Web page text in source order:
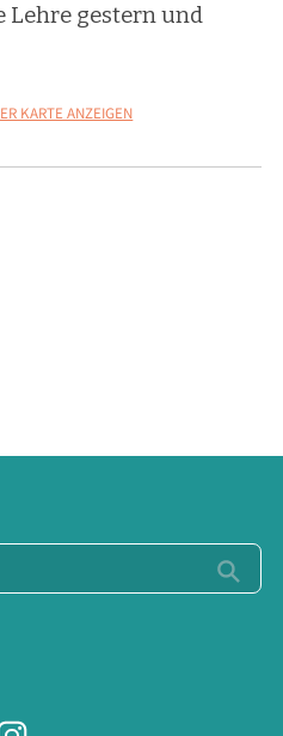
gestern und
KARTE ANZEIGEN